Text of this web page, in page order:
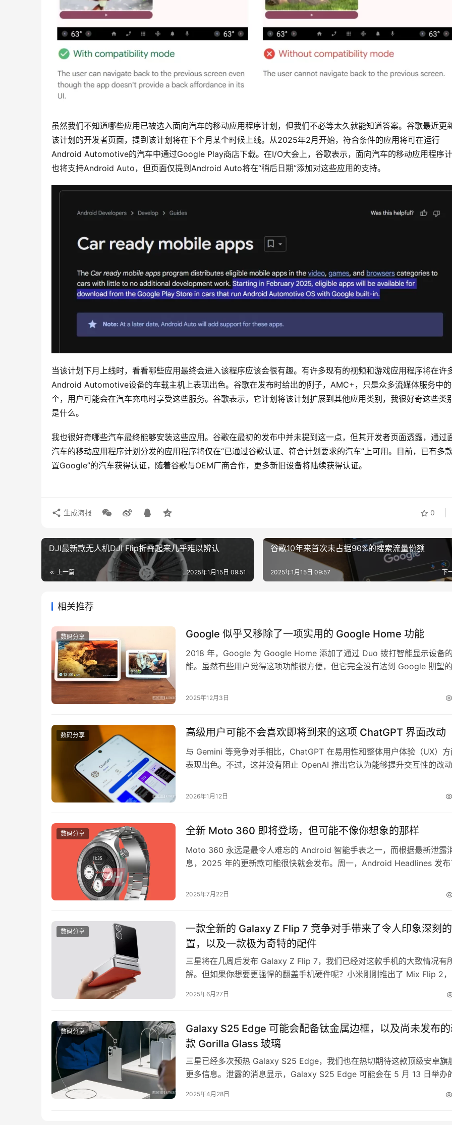
虽然我们不知道哪些应用已被选入面向汽车的移动应用程序计划，但我们不必等太久就能知道答案。谷歌最近更
该计划的开发者页面，提到该计划将在下个月某个时候上线。从2025年2月开始，符合条件的应用将可在运行
Android Automotive的汽车中通过Google Play商店下载。在I/O大会上，谷歌表示，面向汽车的移动应用程序
也将支持Android Auto，但页面仅提到Android Auto将在“稍后日期”添加对这些应用的支持。
当该计划下月上线时，看看哪些应用最终会进入该程序应该会很有趣。有许多现有的视频和游戏应用程序将在许
Android Automotive设备的车载主机上表现出色。谷歌在发布时给出的例子，AMC+，只是众多流媒体服务中
个，用户可能会在汽车充电时享受这些服务。谷歌表示，它计划将该计划扩展到其他应用类别，我很好奇这些类
是什么。
我也很好奇哪些汽车最终能够安装这些应用。谷歌在最初的发布中并未提到这一点，但其开发者页面透露，通过
汽车的移动应用程序计划分发的应用程序将仅在“已通过谷歌认证、符合计划要求的汽车”上可用。目前，已有多
置Google”的汽车获得认证，随着谷歌与OEM厂商合作，更多新旧设备将陆续获得认证。
0
生成海报
DJI最新款无人机DJI Flip折叠起来几乎难以辨认
上一篇 2025年1月15日 09:51
谷歌10年来首次未占据90%的搜索流量份额
下
2025年1月15日 09:57
相关推荐
数码分享 Google 似乎又移除了一项实用的 Google Home 功能
2018 年，Google 为 Google Home 添加了通过 Duo 拨打智能显示设备
能。虽然有些用户觉得这项功能很方便，但它完全没有达到 Google 期望
括逐步放弃 Nest Hub 本身），以及该功能仅限默认设备语言为美式英语的
2025年12月3日
数码分享 高级用户可能不会喜欢即将到来的这项 ChatGPT 界面改动
与 Gemini 等竞争对手相比，ChatGPT 在易用性和整体用户体验（UX）方
表现出色。不过，这并没有阻止 OpenAI 推出它认为能够提升交互性的改
可能正在对 ChatGPT 移动应用中的附件菜单进行一次小幅调整。通过这一
2026年1月12日
数码分享 全新 Moto 360 即将登场，但可能不像你想象的那样
Moto 360 永远是最令人难忘的 Android 智能手表之一，而根据最新泄露
息，2025 年的更新款可能很快就会发布。周一，Android Headlines 发布
款新的 Moto 360 还是比较传统的。它采用圆形屏幕，表圈上有分钟和小时
2025年7月22日
数码分享
一款全新的 Galaxy Z Flip 7 竞争对手带来了令人印象深刻
置，以及一款极为奇特的配件
三星将在几周后发布 Galaxy Z Flip 7，我们已经对这款手机的大致情况有
解。但如果你想要更强悍的翻盖手机硬件呢？小米刚刚推出了 Mix Flip 2，
配件，比如用于保护副屏的螺旋盖保护壳。然而，最引人注目的是便携式相
2025年6月27日
数码分享
Galaxy S25 Edge 可能会配备钛金属边框，以及尚未发布
款 Gorilla Glass 玻璃
三星已经多次预热 Galaxy S25 Edge，我们也在热切期待这款顶级安卓旗
更多信息。泄露的消息显示，Galaxy S25 Edge 可能会在 5 月 13 日举办
2025年4月28日